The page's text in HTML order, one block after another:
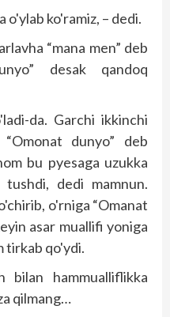
o'ylab ko'ramiz, – dedi.
“mana men” deb
desak qandoq
da. Garchi ikkinchi
dunyo” deb
bu pyesaga uzukka
tushdi, dedi mamnun.
o'rniga “Omanat
asar muallifi yoniga
tirkab qo'ydi.
hammualliflikka
qilmang…